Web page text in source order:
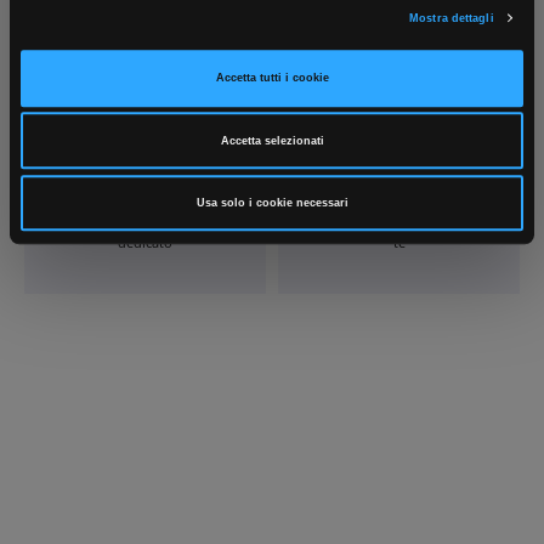
Mostra dettagli
Accetta tutti i cookie
Accetta selezionati
Usa solo i cookie necessari
dedicato
Punti vendita
te